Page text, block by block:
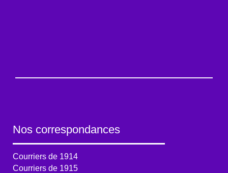
Nos correspondances
Courriers de 1914
Courriers de 1915